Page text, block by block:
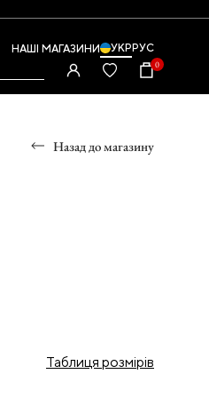
НАШІ МАГАЗИНИ УКР РУС
0
Назад до магазину
Таблиця розмірів